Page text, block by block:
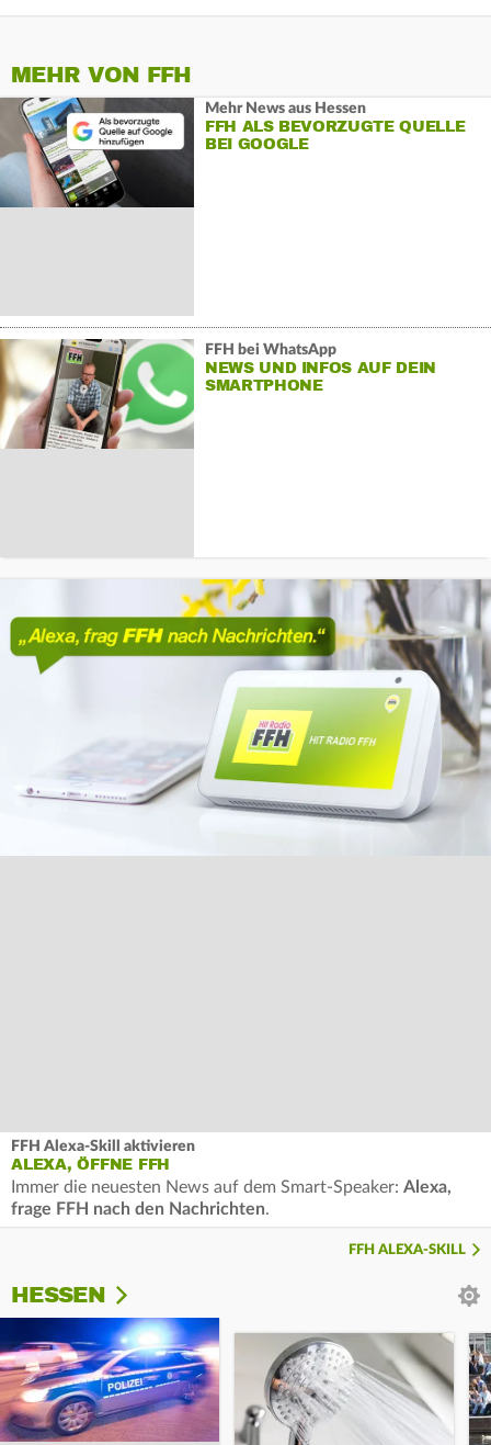
MEHR VON FFH
Mehr News aus Hessen
FFH ALS BEVORZUGTE QUELLE
BEI GOOGLE
FFH bei WhatsApp
NEWS UND INFOS AUF DEIN
SMARTPHONE
FFH Alexa-Skill aktivieren
ALEXA, ÖFFNE FFH
Immer die neuesten News auf dem Smart-Speaker: Alexa,
frage FFH nach den Nachrichten.
FFH ALEXA-SKILL
HESSEN